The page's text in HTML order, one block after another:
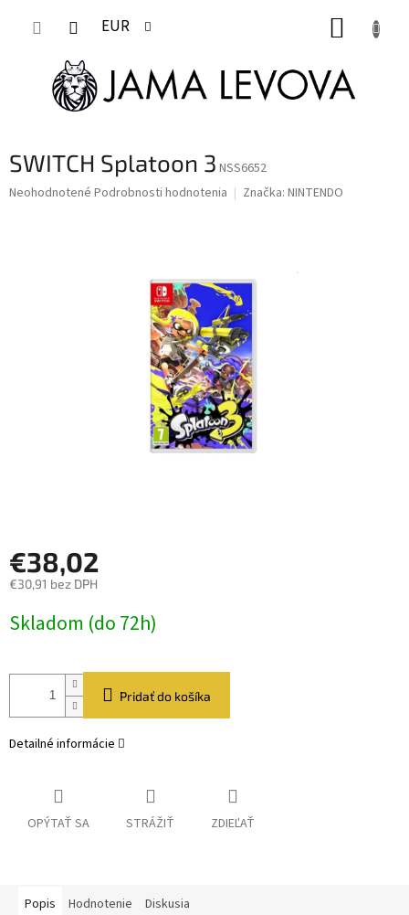
EUR
SWITCH Splatoon 3 NSS6652
Priemerné
Neohodnotené Podrobnosti hodnotenia Značka: NINTENDO
€38,02
€30,91 bez DPH
cena:
Skladom (do 72h)
Pridať do košíka
Detailné informácie
OPÝTAŤ SA STRÁŽIŤ ZDIEĽAŤ
Popis Hodnotenie Diskusia